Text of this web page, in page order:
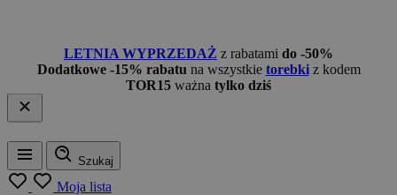
LETNIA WYPRZEDAŻ z rabatami do -50%
Dodatkowe -15% rabatu na wszystkie torebkiz kodem
TOR15 ważna tylko dziś
Menu
Szukaj
Moja lista